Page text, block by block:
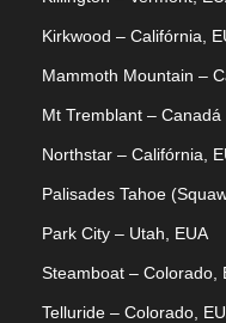
Kirkwood – Califórnia,
Mammoth Mountain –
Mt Tremblant – Canadá
Northstar – Califórnia,
Palisades Tahoe
Park City – Utah, EUA
Steamboat – Colorado,
Telluride – Colorado,